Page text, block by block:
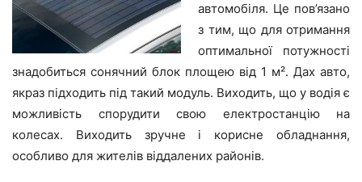
автомобіля. Це пов’язано
з тим, що для отримання
оптимальної потужності
знадобиться сонячний блок площею від 1 м². Дах авто,
якраз підходить під такий модуль. Виходить, що у водія є
можливість спорудити свою електростанцію на
колесах. Виходить зручне і корисне обладнання,
особливо для жителів віддалених районів.